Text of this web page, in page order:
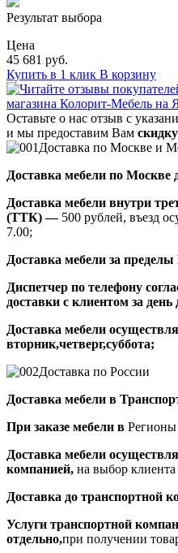
Результат выбора
Цена
45 681 руб.
Купить в 1 клик В корзину
Оставьте о нас отзыв с
и мы предоставим Вам
Доставка по Москве и
Доставка мебели по Москве
Доставка мебели внутри
(ТТК) —500 рублей, въезд
7.00;
Доставка мебели за
Диспетчер по телефону
доставки с клиентом за день
Доставка мебели
вторник,четверг,суббота;
Доставка по России
Доставка мебели в
При заказе мебели в Регионы
Доставка мебели
компанией, на выбор
Доставка до транспортной
Услуги транспортной
отдельно,при получении